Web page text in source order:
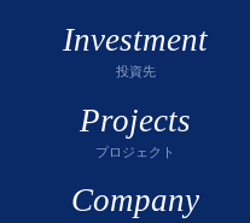
Investment
投資先
Projects
プロジェクト
Company